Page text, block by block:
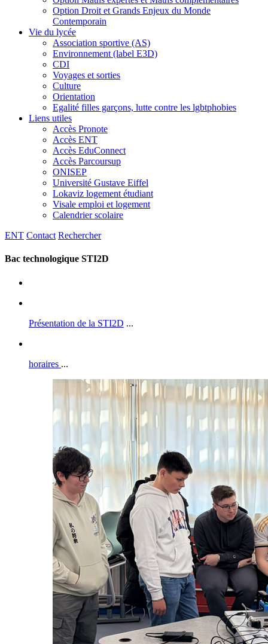
Option Droit et Grands Enjeux du Monde
Contemporain
Vie du lycée
Association sportive (AS)
Environnement (label E3D)
CDI
Voyages et sorties
Culture
Orientation
Egalité filles garçons, lutte contre les lgbtphobies
Liens utiles
Accès Pronote
Accès ENT
Accès EduConnect
Accès Parcoursup
ONISEP
Université Gustave Eiffel
Lokaviz logement étudiant
Visale emploi et logement
Calendrier scolaire
ENT Contact Rechercher
Bac technologique STI2D
Présentation de la STI2D ...
horaires ...